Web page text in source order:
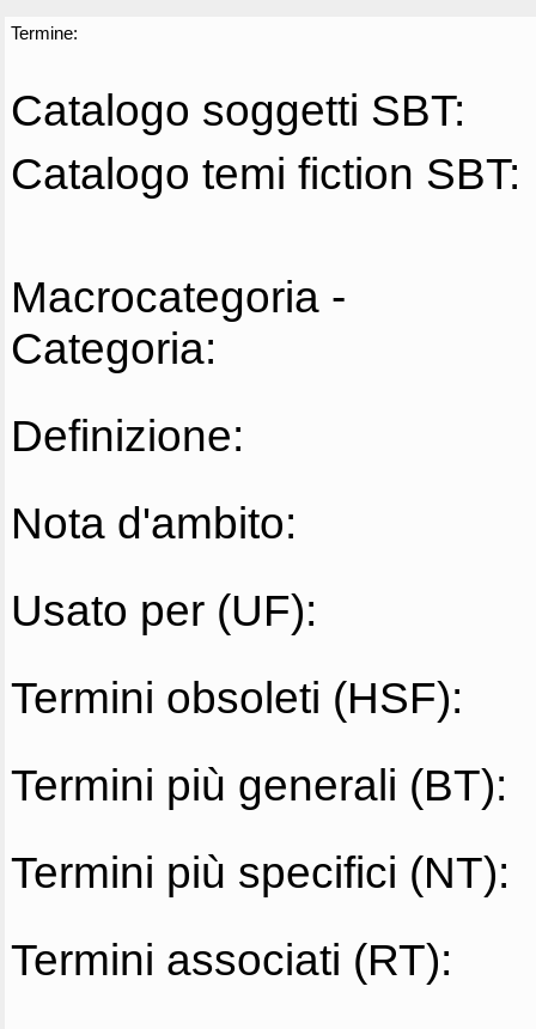
Termine:
Catalogo soggetti SBT:
Catalogo temi fiction SBT:
Macrocategoria -
Categoria:
Definizione:
Nota d'ambito:
Usato per (UF):
Termini obsoleti (HSF):
Termini più generali (BT):
Termini più specifici (NT):
Termini associati (RT):